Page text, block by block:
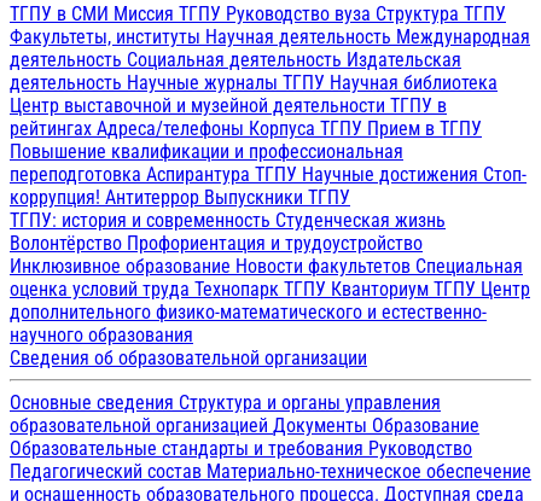
ТГПУ в СМИ Миссия ТГПУ Руководство вуза Структура ТГПУ
Факультеты, институты Научная деятельность Международная
деятельность Социальная деятельность Издательская
деятельность Научные журналы ТГПУ Научная библиотека
Центр выставочной и музейной деятельности ТГПУ в
рейтингах Адреса/телефоны Корпуса ТГПУ Прием в ТГПУ
Повышение квалификации и профессиональная
переподготовка Аспирантура ТГПУ Научные достижения Стоп-
коррупция! Антитеррор Выпускники ТГПУ
ТГПУ: история и современность Студенческая жизнь
Волонтёрство Профориентация и трудоустройство
Инклюзивное образование Новости факультетов Специальная
оценка условий труда Технопарк ТГПУ Кванториум ТГПУ Центр
дополнительного физико-математического и естественно-
научного образования
Сведения об образовательной организации
Основные сведения Структура и органы управления
образовательной организацией Документы Образование
Образовательные стандарты и требования Руководство
Педагогический состав Материально-техническое обеспечение
и оснащенность образовательного процесса. Доступная среда